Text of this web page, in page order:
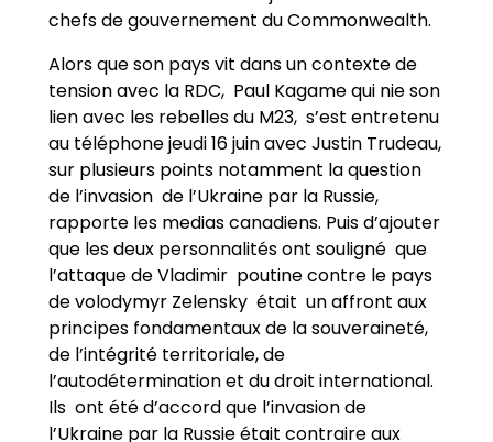
chefs de gouvernement du Commonwealth.
Alors que son pays vit dans un contexte de
tension avec la RDC, Paul Kagame qui nie son
lien avec les rebelles du M23, s’est entretenu
au téléphone jeudi 16 juin avec Justin Trudeau,
sur plusieurs points notamment la question
de l’invasion de l’Ukraine par la Russie,
rapporte les medias canadiens. Puis d’ajouter
que les deux personnalités ont souligné que
l’attaque de Vladimir poutine contre le pays
de volodymyr Zelensky était un affront aux
principes fondamentaux de la souveraineté,
de l’intégrité territoriale, de
l’autodétermination et du droit international.
Ils ont été d’accord que l’invasion de
l’Ukraine par la Russie était contraire aux